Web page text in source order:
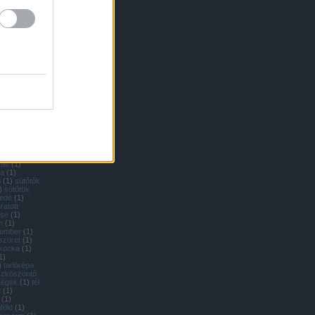
1
1) retek
(1)
(1)
(1) sütőtők
) sütőtök
(1)
(1)
(1)
(1)
szüret (1)
(1)
1)
tarlórépa
(1) tél
(1)
(1)
(1)